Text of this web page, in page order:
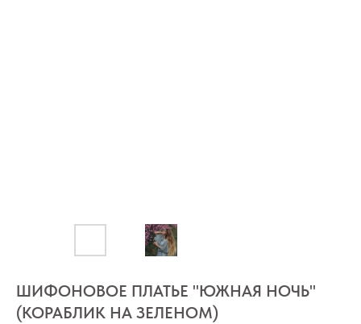
ШИФОНОВОЕ ПЛАТЬЕ "ЮЖНАЯ НОЧЬ"
(КОРАБЛИК НА ЗЕЛЕНОМ)